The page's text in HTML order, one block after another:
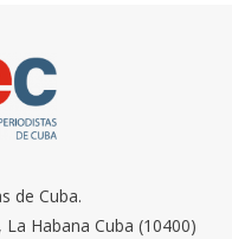
de Cuba.
Habana Cuba (10400)